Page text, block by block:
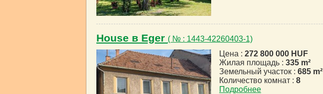
House в Eger ( № : 1443-42260403-1)
Цена : 272 800 000 HUF
Жилая площадь : 335 m²
Земельный участок : 685 m²
Количество комнат : 8
Подробнее